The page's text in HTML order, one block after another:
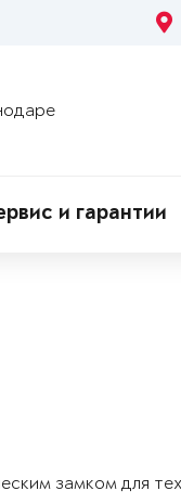
и гарантии
замком для